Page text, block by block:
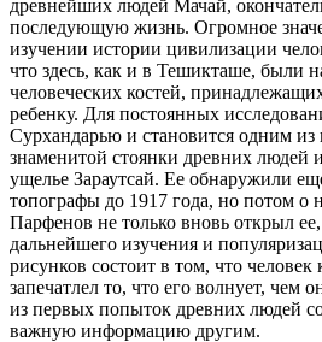
древнейших людей Мачай,
последующую жизнь. Огромное
изучении истории цивилизации
что здесь, как и в Тешикташе, были
человеческих костей,
ребенку. Для постоянных
Сурхандарью и становится одним из
знаменитой стоянки древних людей
ущелье Зараутсай. Ее обнаружили
топографы до 1917 года, но потом о
Парфенов не только вновь открыл
дальнейшего изучения и
рисунков состоит в том, что
запечатлел то, что его волнует, чем
из первых попыток древних людей
важную информацию другим.